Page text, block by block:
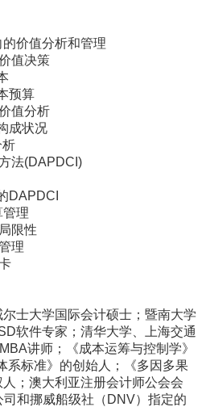
价值分析和管理
值决策
预算
值分析
成状况
析
法(DAPDCI)
DAPDCI
管理
限性
理
士大学国际会计硕士；暨南大学
软件专家；清华大学、上海交通
讲师；《成本运筹与控制学》
系标准》的创始人；《多因多果
；澳大利亚注册会计师公会会
和挪威船级社（DNV）指定的